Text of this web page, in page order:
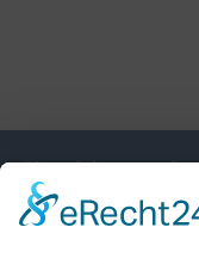
Diese Seite nutzt
Technologien von
bestimmter